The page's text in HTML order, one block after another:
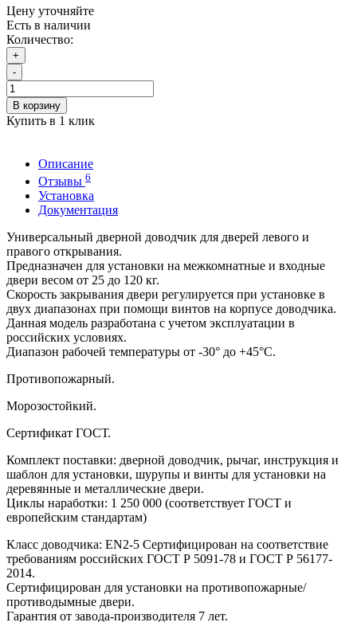
Цену уточняйте
Есть в наличии
Количество:
+
-
В корзину
Купить в 1 клик
Описание
Отзывы 6
Установка
Документация
Универсальный дверной доводчик для дверей левого и
правого открывания.
Предназначен для установки на межкомнатные и входные
двери весом от 25 до 120 кг.
Скорость закрывания двери регулируется при установке в
двух диапазонах при помощи винтов на корпусе доводчика.
Данная модель разработана с учетом эксплуатации в
российских условиях.
Диапазон рабочей температуры от -30° до +45°С.
Противопожарный.
Морозостойкий.
Сертификат ГОСТ.
Комплект поставки: дверной доводчик, рычаг, инструкция и
шаблон для установки, шурупы и винты для установки на
деревянные и металлические двери.
Циклы наработки: 1 250 000 (соответствует ГОСТ и
европейским стандартам)
Класс доводчика: EN2-5 Сертифицирован на соответствие
требованиям российских ГОСТ Р 5091-78 и ГОСТ Р 56177-
2014.
Сертифицирован для установки на противопожарные/
противодымные двери.
Гарантия от завода-производителя 7 лет.